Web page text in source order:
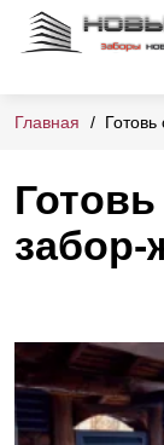
Главная